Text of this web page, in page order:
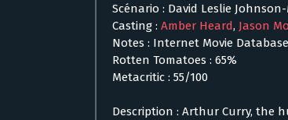
Scénario : David Leslie
Casting : Amber Heard, Jason
Notes : Internet Movie
Rotten Tomatoes : 65%
Metacritic : 55/100
Description : Arthur Curry, the